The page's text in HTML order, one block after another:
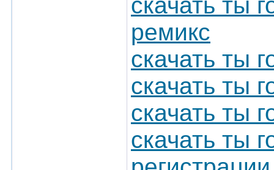
ремикс
скачать ты
скачать ты
скачать ты
скачать ты